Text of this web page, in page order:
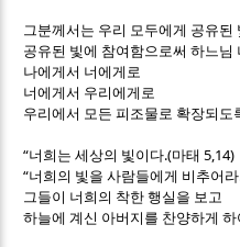
그분께서는 우리 모두에게 공유된
공유된 빛에 참여함으로써 하느님
나에게서 너에게로
너에게서 우리에게로
우리에서 모든 피조물로 확장되도
“너희는 세상의 빛이다.(마태5,14)
“너희의 빛을 사람들에게 비추어라
그들이 너희의 착한 행실을 보고
하늘에 계신 아버지를 찬양하게